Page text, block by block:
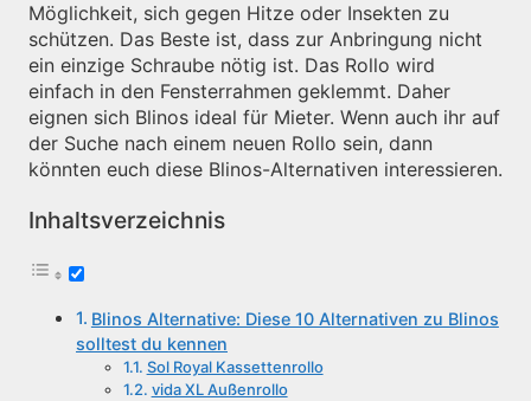
Möglichkeit, sich gegen Hitze oder Insekten zu
schützen. Das Beste ist, dass zur Anbringung nicht
ein einzige Schraube nötig ist. Das Rollo wird
einfach in den Fensterrahmen geklemmt. Daher
eignen sich Blinos ideal für Mieter. Wenn auch ihr auf
der Suche nach einem neuen Rollo sein, dann
könnten euch diese Blinos-Alternativen interessieren.
Inhaltsverzeichnis
Blinos Alternative: Diese 10 Alternativen zu Blinos
solltest du kennen
Sol Royal Kassettenrollo
vida XL Außenrollo